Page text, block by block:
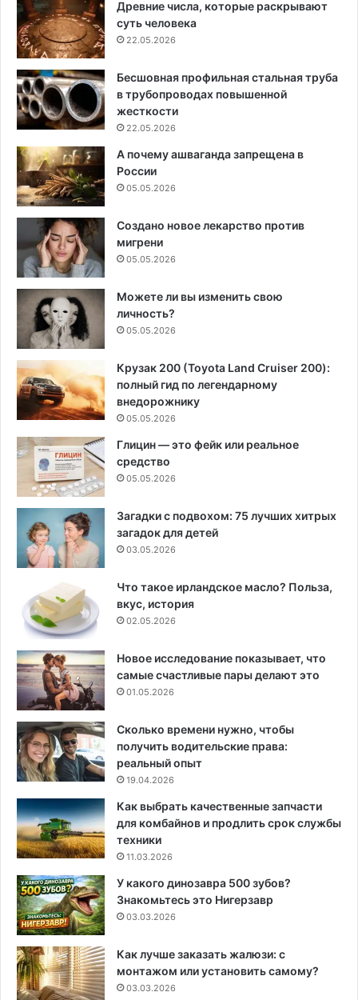
Древние числа, которые раскрывают
суть человека
22.05.2026
Бесшовная профильная стальная труба
в трубопроводах повышенной
жесткости
22.05.2026
А почему ашваганда запрещена в
России
05.05.2026
Создано новое лекарство против
мигрени
05.05.2026
Можете ли вы изменить свою
личность?
05.05.2026
Крузак 200 (Toyota Land Cruiser 200):
полный гид по легендарному
внедорожнику
05.05.2026
Глицин — это фейк или реальное
средство
05.05.2026
Загадки с подвохом: 75 лучших хитрых
загадок для детей
03.05.2026
Что такое ирландское масло? Польза,
вкус, история
02.05.2026
Новое исследование показывает, что
самые счастливые пары делают это
01.05.2026
Сколько времени нужно, чтобы
получить водительские права:
реальный опыт
19.04.2026
Как выбрать качественные запчасти
для комбайнов и продлить срок службы
техники
11.03.2026
У какого динозавра 500 зубов?
Знакомьтесь это Нигерзавр
03.03.2026
Как лучше заказать жалюзи: с
монтажом или установить самому?
03.03.2026